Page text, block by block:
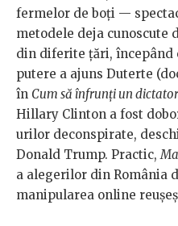
fermelor de boți —
metodele deja
din diferite țări, începând
putere a ajuns Duterte
în Cum să înfrunți un dictator
Hillary Clinton a fost
urilor deconspirate,
Donald Trump. Practic,
a alegerilor din România
manipularea online